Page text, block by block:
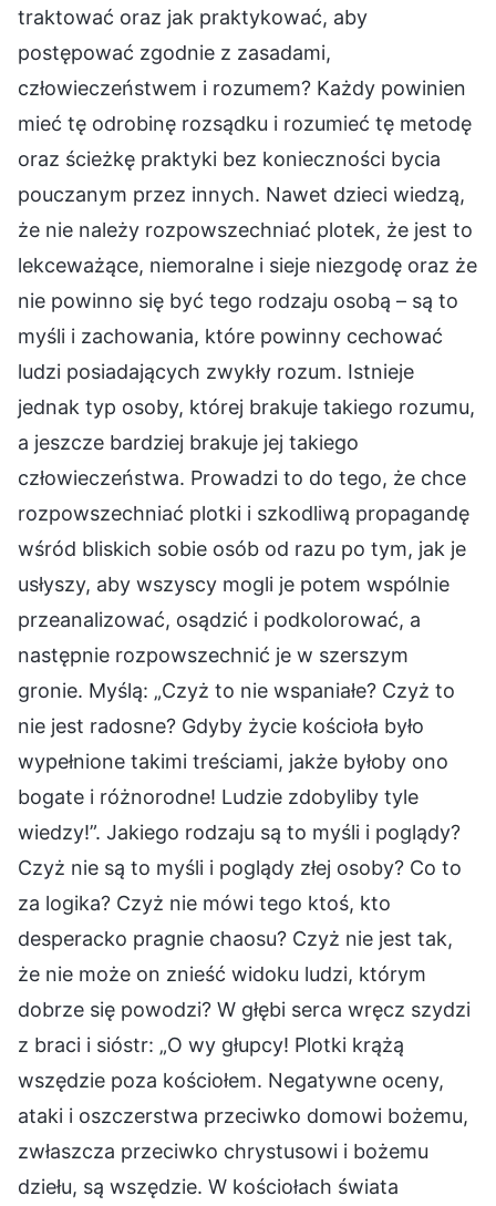
traktować oraz jak praktykować, aby
postępować zgodnie z zasadami,
człowieczeństwem i rozumem? Każdy powinien
mieć tę odrobinę rozsądku i rozumieć tę metodę
oraz ścieżkę praktyki bez konieczności bycia
pouczanym przez innych. Nawet dzieci wiedzą,
że nie należy rozpowszechniać plotek, że jest to
lekceważące, niemoralne i sieje niezgodę oraz że
nie powinno się być tego rodzaju osobą – są to
myśli i zachowania, które powinny cechować
ludzi posiadających zwykły rozum. Istnieje
jednak typ osoby, której brakuje takiego rozumu,
a jeszcze bardziej brakuje jej takiego
człowieczeństwa. Prowadzi to do tego, że chce
rozpowszechniać plotki i szkodliwą propagandę
wśród bliskich sobie osób od razu po tym, jak je
usłyszy, aby wszyscy mogli je potem wspólnie
przeanalizować, osądzić i podkolorować, a
następnie rozpowszechnić je w szerszym
gronie. Myślą: „Czyż to nie wspaniałe? Czyż to
nie jest radosne? Gdyby życie kościoła było
wypełnione takimi treściami, jakże byłoby ono
bogate i różnorodne! Ludzie zdobyliby tyle
wiedzy!”. Jakiego rodzaju są to myśli i poglądy?
Czyż nie są to myśli i poglądy złej osoby? Co to
za logika? Czyż nie mówi tego ktoś, kto
desperacko pragnie chaosu? Czyż nie jest tak,
że nie może on znieść widoku ludzi, którym
dobrze się powodzi? W głębi serca wręcz szydzi
z braci i sióstr: „O wy głupcy! Plotki krążą
wszędzie poza kościołem. Negatywne oceny,
ataki i oszczerstwa przeciwko domowi bożemu,
zwłaszcza przeciwko chrystusowi i bożemu
dziełu, są wszędzie. W kościołach świata